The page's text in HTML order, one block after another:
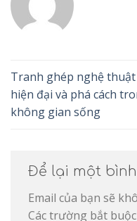
Tranh ghép nghệ thuật
hiện đại và phá cách
không gian sống
Để lại một
Email của bạn sẽ
Các trường bắt